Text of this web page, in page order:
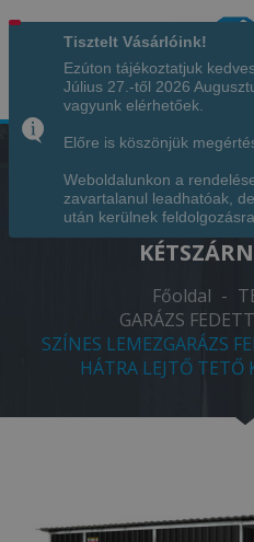
Hívjon minket!
SZÍNES
TÁROLÓVAL 6X5 -
Főoldal -
GARÁZS
SZÍNES LEMEZGARÁZS
HÁTRA LEJTŐ TETŐ
Tisztelt Vásárlóink!
Ezúton tájékoztatjuk
Július 27.-től 2026
vagyunk elérhetőek.
Előre is köszönjük
Weboldalunkon a
zavartalanul leadhatóak,
után kerülnek feldolgozásra.